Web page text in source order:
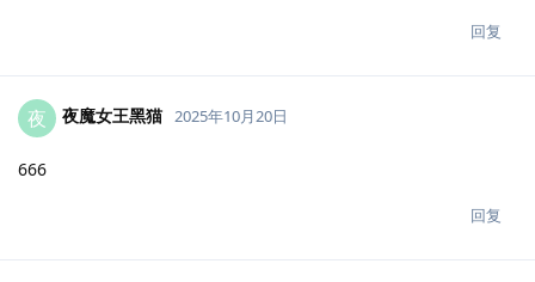
回复
夜 夜魔女王黑猫 2025年10月20日
666
回复